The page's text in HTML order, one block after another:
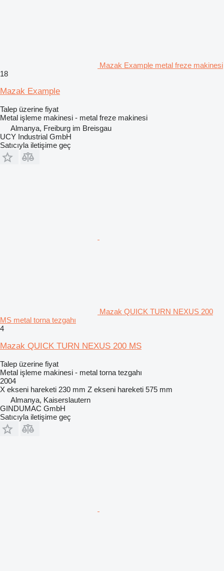
Mazak Example metal freze makinesi
18
Mazak Example
Talep üzerine fiyat
Metal işleme makinesi - metal freze makinesi
Almanya, Freiburg im Breisgau
UCY Industrial GmbH
Satıcıyla iletişime geç
Mazak QUICK TURN NEXUS 200
MS metal torna tezgahı
4
Mazak QUICK TURN NEXUS 200 MS
Talep üzerine fiyat
Metal işleme makinesi - metal torna tezgahı
2004
X ekseni hareketi 230 mm Z ekseni hareketi 575 mm
Almanya, Kaiserslautern
GINDUMAC GmbH
Satıcıyla iletişime geç